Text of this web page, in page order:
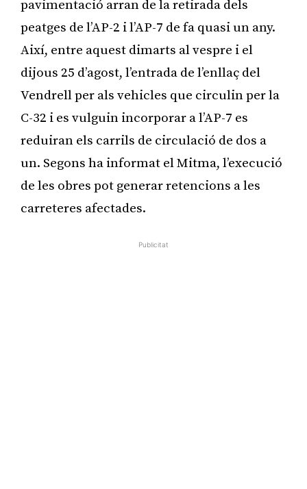
pavimentació arran de la retirada dels
peatges de l’AP-2 i l’AP-7 de fa quasi un any.
Així, entre aquest dimarts al vespre i el
dijous 25 d’agost, l’entrada de l’enllaç del
Vendrell per als vehicles que circulin per la
C-32 i es vulguin incorporar a l’AP-7 es
reduiran els carrils de circulació de dos a
un. Segons ha informat el Mitma, l’execució
de les obres pot generar retencions a les
carreteres afectades.
Publicitat